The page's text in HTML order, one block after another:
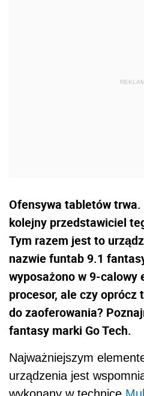
Ofensywa tabletów trwa.
kolejny przedstawiciel
Tym razem jest to
nazwie funtab 9.1
wyposażono w 9-calowy
procesor, ale czy oprócz
do zaoferowania?
fantasy marki Go Tech.
Najważniejszym
urządzenia jest